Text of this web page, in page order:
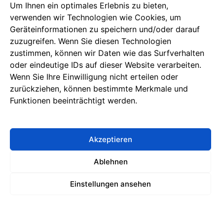
Um Ihnen ein optimales Erlebnis zu bieten,
verwenden wir Technologien wie Cookies, um
Geräteinformationen zu speichern und/oder darauf
zuzugreifen. Wenn Sie diesen Technologien
zustimmen, können wir Daten wie das Surfverhalten
oder eindeutige IDs auf dieser Website verarbeiten.
Wenn Sie Ihre Einwilligung nicht erteilen oder
zurückziehen, können bestimmte Merkmale und
Funktionen beeinträchtigt werden.
Akzeptieren
Ablehnen
Einstellungen ansehen
Microsoft 365 Betreuung
ASP- und DATEV-Betreuung
IT-Sicherheit
IT-Support
Unternehmen
Info & Kontakt
Karriere
Datenschutzhinweise